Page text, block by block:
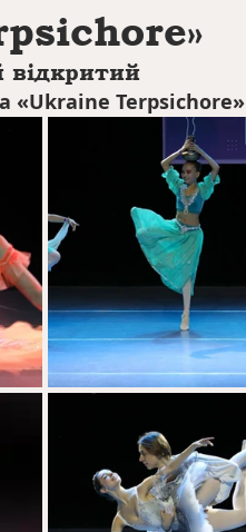
«Ukraine Terpsichore»